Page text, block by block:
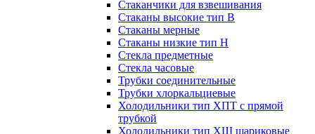
Стаканчики для взвешивания
Стаканы высокие тип В
Стаканы мерные
Стаканы низкие тип Н
Стекла предметные
Стекла часовые
Трубки соединительные
Трубки хлоркальциевые
Холодильники тип ХПТ с прямой
трубкой
Холодильники тип ХШ шариковые